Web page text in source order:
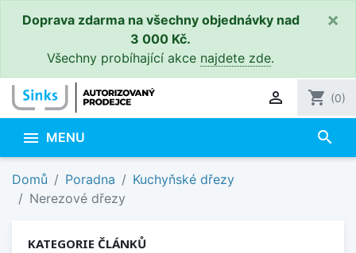
Doprava zdarma na všechny objednávky nad
3 000 Kč.
Všechny probíhající akce najdete zde.
×
 shopping_cart (0)
 MENU search
Domů Poradna
Kuchyňské dřezy
Nerezové dřezy
KATEGORIE ČLÁNKŮ